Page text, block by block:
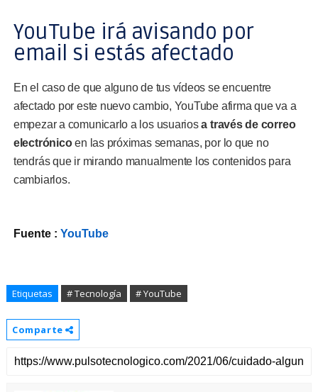
YouTube irá avisando por
email si estás afectado
En el caso de que alguno de tus vídeos se encuentre
afectado por este nuevo cambio, YouTube afirma que va a
empezar a comunicarlo a los usuariosa través de correo
electrónicoen las próximas semanas, por lo que no
tendrás que ir mirando manualmente los contenidos para
cambiarlos.
Fuente : YouTube
Etiquetas # Tecnología # YouTube
Comparte